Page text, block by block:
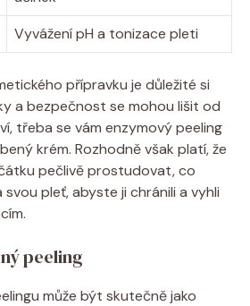
Vyvážení pH a tonizace pleti
přípravku je důležité si
a bezpečnost se mohou lišit od
třeba se vám enzymový peeling
krém. Rozhodně však platí, že
pečlivě prostudovat, co
pleť, abyste ji chránili a vyhli
peeling
může být skutečně jako